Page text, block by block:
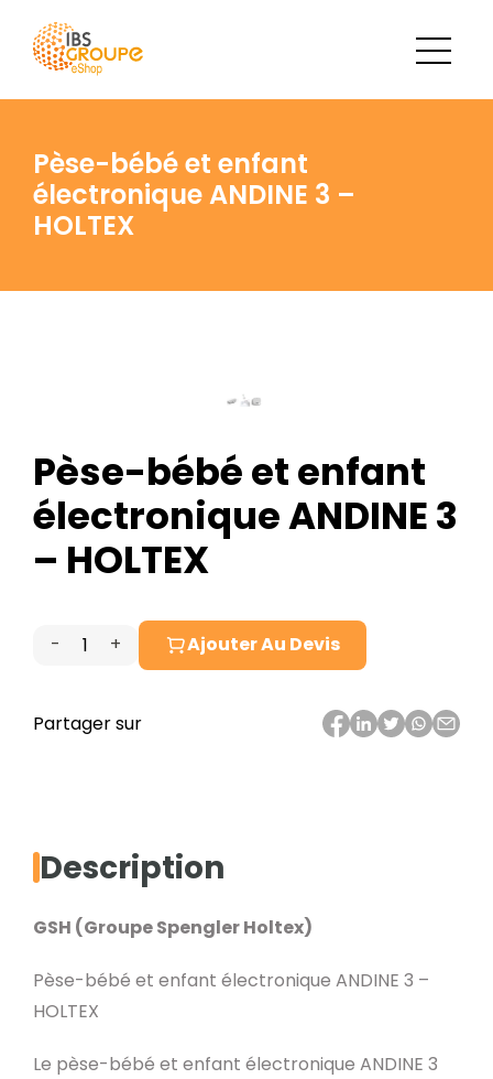
Pèse-bébé et enfant
électronique ANDINE 3 –
HOLTEX
Pèse-bébé et enfant
électronique ANDINE 3
– HOLTEX
-
quantité
Pèse-
ANDINE
–
HOLTEX
+ Ajouter Au Devis
Partager sur
Description
GSH (Groupe Spengler Holtex)
Pèse-bébé et enfant électronique ANDINE 3 –
HOLTEX
Le pèse-bébé et enfant électronique ANDINE 3